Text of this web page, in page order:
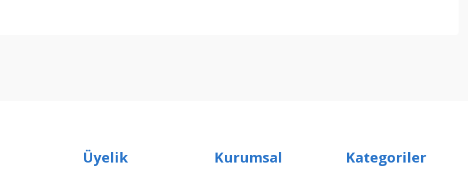
Üyelik Kurumsal Kategoriler